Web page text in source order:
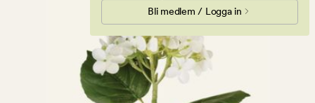
Bli medlem / Logga in